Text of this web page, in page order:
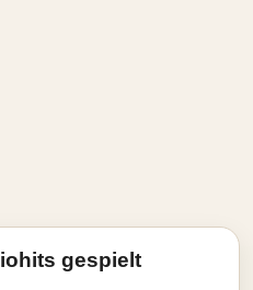
gespielt